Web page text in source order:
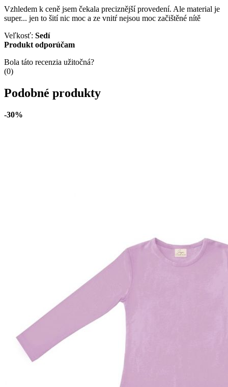
Vzhledem k ceně jsem čekala preciznější provedení. Ale material je
super... jen to šití nic moc a ze vnitŕ nejsou moc začištěné nítě
Veľkosť: Sedí
Produkt odporúčam
Bola táto recenzia užitočná?
(0)
Podobné produkty
-30%